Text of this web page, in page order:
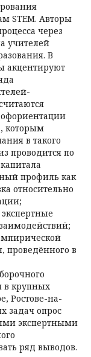
STEM. Авторы
через
учителей
В
акцентируют
которым
в такого
проводится по
профиль как
относительно
проведённого в
в крупных
Ростове-на-
задач опрос
экспертными
ряд выводов.